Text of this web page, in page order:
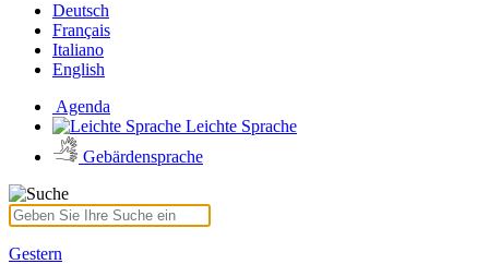
Deutsch
Français
Italiano
English
Agenda
Leichte Sprache
Gebärdensprache
Gestern